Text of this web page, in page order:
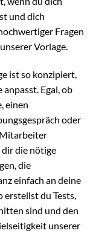
und dich
Fragen
Vorlage.
ist so konzipiert,
Egal, ob
einen
oder
die nötige
die
einfach an deine
erstellst du Tests,
sind und den
unserer